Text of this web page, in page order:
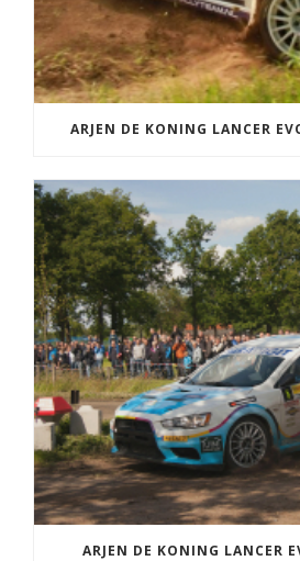
ARJEN DE KONING LANCER
ARJEN DE KONING LANCER